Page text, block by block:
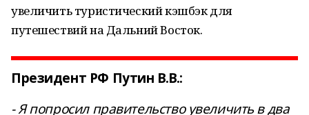
увеличить туристический кэшбэк для
путешествий на Дальний Восток.
Президент РФ Путин В.В.:
- Я попросил правительство увеличить в два